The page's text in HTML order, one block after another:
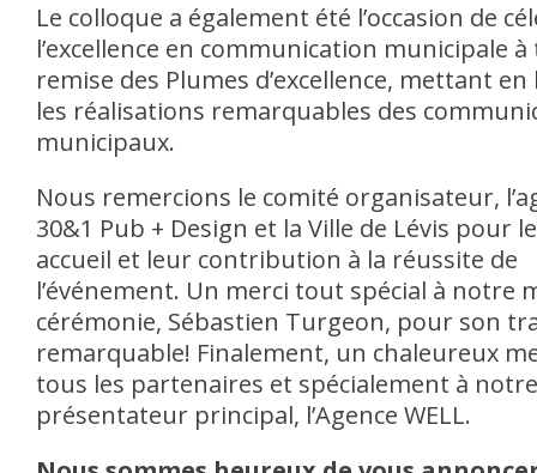
Le colloque a également été l’occasion de
l’excellence en communication municipale
remise des Plumes d’excellence, mettant
les réalisations remarquables des
municipaux.
Nous remercions le comité organisateur,
30&1 Pub + Design et la Ville de Lévis pour
accueil et leur contribution à la réussite de
l’événement. Un merci tout spécial à notre
cérémonie, Sébastien Turgeon, pour son
remarquable! Finalement, un chaleureux
tous les partenaires et spécialement à notre
présentateur principal, l’Agence WELL.